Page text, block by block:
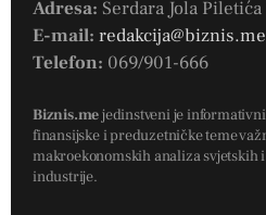
Adresa: Serdara Jola
E-mail: redakcija@biznis.me
Telefon: 069/901-666
Biznis.mejedinstveni je
finansijske i preduzetničke teme
makroekonomskih analiza svjetskih
industrije.